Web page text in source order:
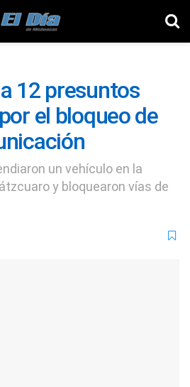
12 presuntos
el bloqueo de
un vehículo en la
y bloquearon vías de